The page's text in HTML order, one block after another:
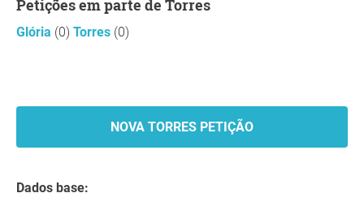
Petições em parte de Torres
Glória (0) Torres (0)
NOVA TORRES PETIÇÃO
Dados base: